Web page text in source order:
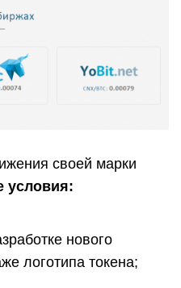
своей марки
условия:
нового
логотипа токена;